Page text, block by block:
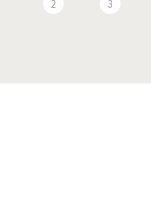
2 3